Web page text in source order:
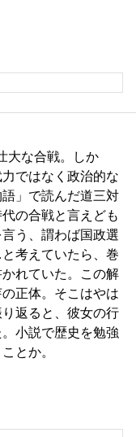
大な合戦。しか
ではなく政治的な
」で読んだ道三対
の合戦と言えども
う、謂わば国政選
考えていたら、巻
れていた。この解
正体。そこはやは
返ると、彼女の行
小説で歴史を勉強
とか。